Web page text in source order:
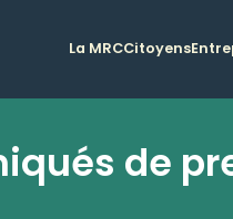
La MRCCitoyens
de